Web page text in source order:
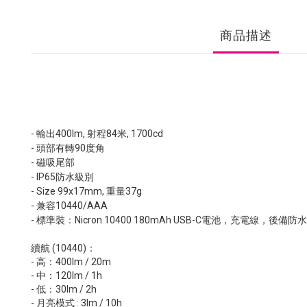
商品描述
- 輸出400lm, 射程84米, 1700cd
- 頭部有轉90度角
- 磁吸尾部
- IP65防水級別
- Size 99x17mm, 重量37g
- 兼容10440/AAA
- 標準裝：Nicron 10400 180mAh USB-C電池，充電線，後備防
續航 (10440)：
- 高：400lm / 20m
- 中：120lm / 1h
- 低：30lm / 2h
- 月亮模式 : 3lm / 10h